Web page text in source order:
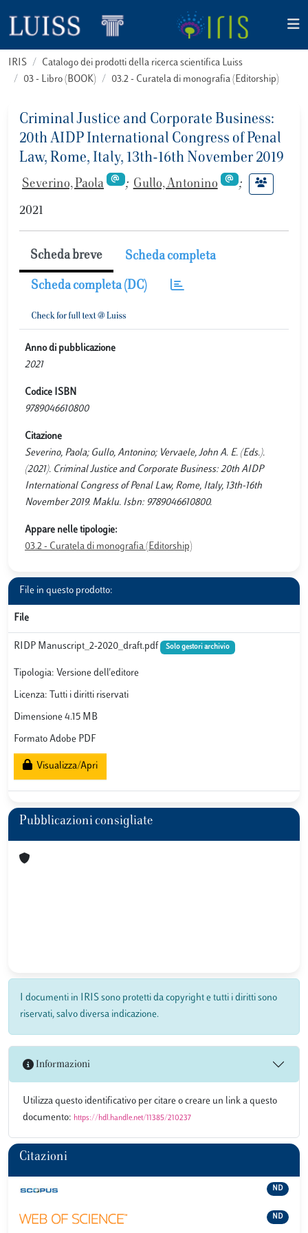
IRIS
Catalogo dei prodotti della ricerca scientifica Luiss
03 - Libro (BOOK)
03.2 - Curatela di monografia (Editorship)
Criminal Justice and Corporate Business:
20th AIDP International Congress of Penal
Law, Rome, Italy, 13th-16th November 2019
Severino, Paola ; Gullo, Antonino ;
2021
Scheda breve Scheda completa
Scheda completa (DC)
Anno di pubblicazione
2021
Codice ISBN
9789046610800
Citazione
Severino, Paola; Gullo, Antonino; Vervaele, John A. E. (Eds.).
(2021). Criminal Justice and Corporate Business: 20th AIDP
International Congress of Penal Law, Rome, Italy, 13th-16th
November 2019. Maklu. Isbn: 9789046610800.
Appare nelle tipologie:
03.2 - Curatela di monografia (Editorship)
File in questo prodotto:
File
RIDP Manuscript_2-2020_draft.pdf Solo gestori archivio
Tipologia: Versione dell'editore
Licenza: Tutti i diritti riservati
Dimensione 4.15 MB
Formato Adobe PDF
Visualizza/Apri
Pubblicazioni consigliate
I documenti in IRIS sono protetti da copyright e tutti i diritti sono
riservati, salvo diversa indicazione.
Informazioni
Utilizza questo identificativo per citare o creare un link a questo
documento: https://hdl.handle.net/11385/210237
Citazioni
ND
ND